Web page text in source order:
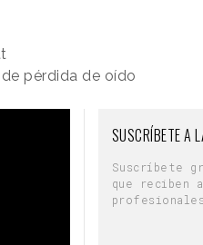
pérdida de oído
SUSCRÍBETE A
Suscríbete
que reciben